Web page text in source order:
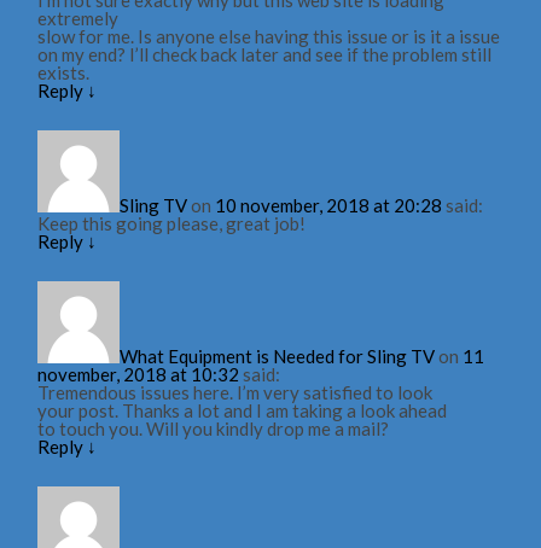
extremely
slow for me. Is anyone else having this issue or is it a issue
on my end? I’ll check back later and see if the problem still
exists.
Reply ↓
Sling TVon 10 november, 2018 at 20:28 said:
Keep this going please, great job!
Reply ↓
What Equipment is Needed for Sling TVon 11
november, 2018 at 10:32 said:
Tremendous issues here. I’m very satisfied to look
your post. Thanks a lot and I am taking a look ahead
to touch you. Will you kindly drop me a mail?
Reply ↓